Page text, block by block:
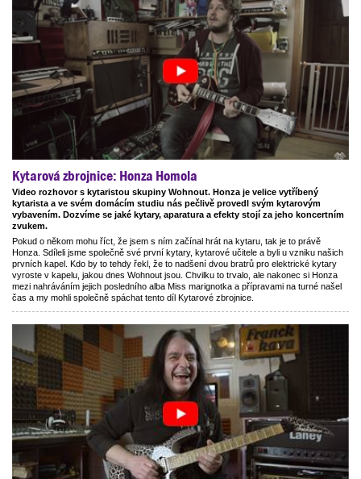
Kytarová zbrojnice: Honza Homola
Video rozhovor s kytaristou skupiny Wohnout. Honza je velice vytříbený
kytarista a ve svém domácím studiu nás pečlivě provedl svým kytarovým
vybavením. Dozvíme se jaké kytary, aparatura a efekty stojí za jeho koncertním
zvukem.
Pokud o někom mohu říct, že jsem s ním začínal hrát na kytaru, tak je to právě
Honza. Sdíleli jsme společně své první kytary, kytarové učitele a byli u vzniku našich
prvních kapel. Kdo by to tehdy řekl, že to nadšení dvou bratrů pro elektrické kytary
vyroste v kapelu, jakou dnes Wohnout jsou. Chvilku to trvalo, ale nakonec si Honza
mezi nahráváním jejich posledního alba Miss marignotka a přípravami na turné našel
čas a my mohli společně spáchat tento díl Kytarové zbrojnice.